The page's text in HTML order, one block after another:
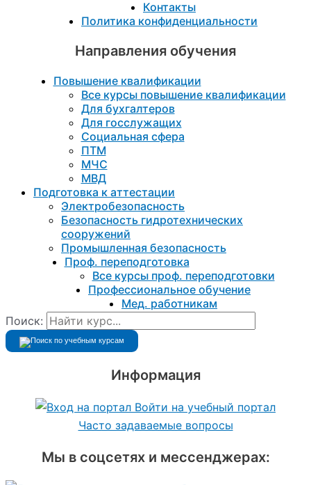
Контакты
Политика конфиденциальности
Направления обучения
Повышение квалификации
Все курсы повышение квалификации
Для бухгалтеров
Для госслужащих
Социальная сфера
ПТМ
МЧС
МВД
Подготовка к aттестации
Электробезопасность
Безопасность гидротехнических
сооружений
Промышленная безопасность
Проф. переподготовка
Все курсы проф. переподготовки
Профессиональное обучение
Мед. работникам
Поиск:
Информация
Войти на учебный портал
Часто задаваемые вопросы
Мы в соцсетях и мессенджерах: